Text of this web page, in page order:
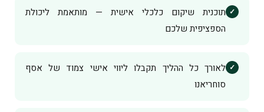
תוכנית שיקום כלכלי אישית — מותאמת ליכולת
הספציפית שלכם
לאורך כל ההליך תקבלו ליווי אישי צמוד של אסף
סוחריאנו